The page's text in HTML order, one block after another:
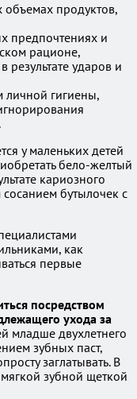
продуктов,
предпочтениях и
рационе,
ударов и
гигиены,
у маленьких детей
бело-желтый
кариозного
бутылочек с
как
первые
посредством
ухода за
младше двухлетнего
зубных паст,
заглатывать. В
зубной щеткой